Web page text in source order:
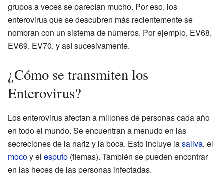
grupos a veces se parecían mucho. Por eso, los
enterovirus que se descubren más recientemente se
nombran con un sistema de números. Por ejemplo, EV68,
EV69, EV70, y así sucesivamente.
¿Cómo se transmiten los
Enterovirus?
Los enterovirus afectan a millones de personas cada año
en todo el mundo. Se encuentran a menudo en las
secreciones de la nariz y la boca. Esto incluye lasaliva, el
mocoy el esputo (flemas). También se pueden encontrar
en las heces de las personas infectadas.